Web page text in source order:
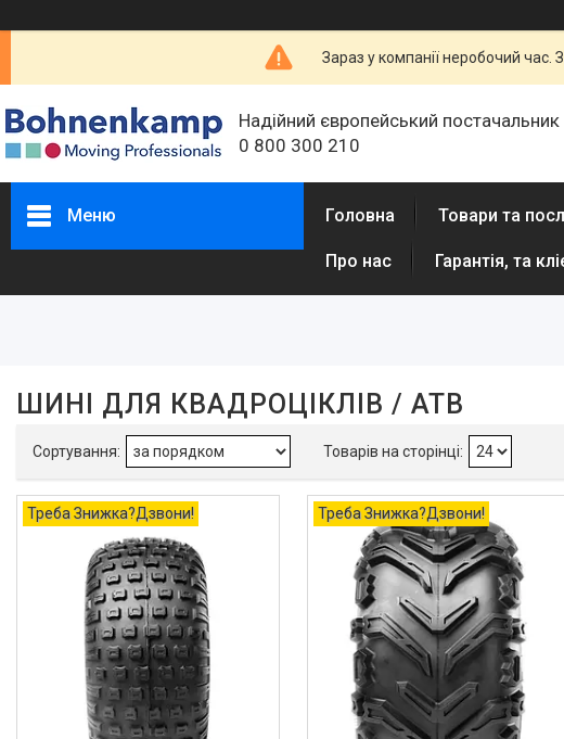
Зараз у компанії неробочий
Надійний європейський
0 800 300 210
Меню
Амортизатори, стійки, подушки
Лампочки
Колеса для мототехніки
Колісні диски
Шини для спецтехніки
Мотошини
Шини для легкових авто
Головна Товари та
Про нас Гарантія, та
ШИНІ ДЛЯ КВАДРОЦІКЛІВ / АТВ
Треба Знижка?Дзвони! Треба Знижка?Дзвони!